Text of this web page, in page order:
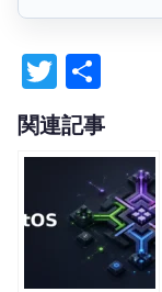
T
w
it
te
r
有
関連記事